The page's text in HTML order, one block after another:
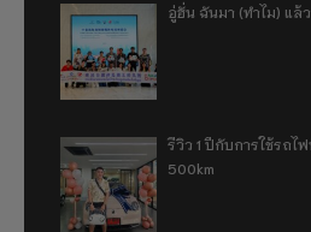
อู่ฮั่น ฉันมา (ทำไม) แล้
รีวิว 1 ปีกับการใช้รถไ
500km